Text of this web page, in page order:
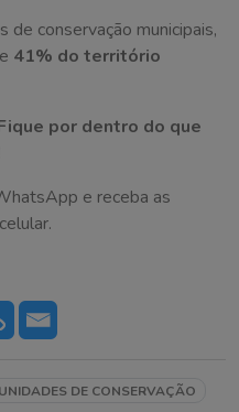
de conservação municipais,
41% do território
por dentro do que
e receba as
UNIDADES DE CONSERVAÇÃO